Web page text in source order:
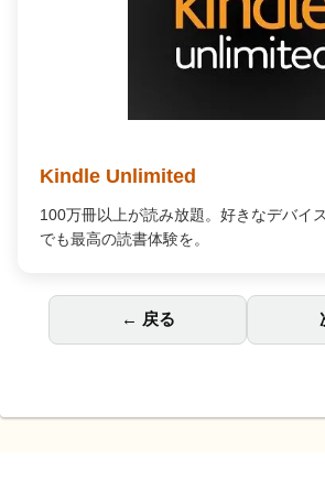
Kindle Unlimited
100万冊以上が読み放題。好きなデバイ
でも最高の読書体験を。
← 戻る